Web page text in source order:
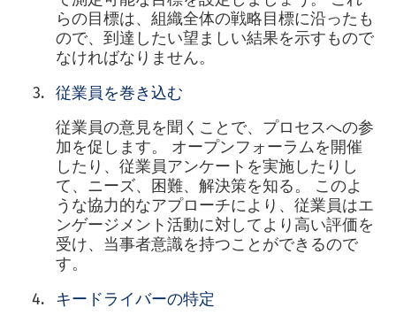
らの目標は、組織全体の戦略目標に沿ったも
ので、到達したい望ましい結果を示すもので
なければなりません。
従業員を巻き込む
従業員の意見を聞くことで、プロセスへの参
加を促します。 オープンフォーラムを開催
したり、従業員アンケートを実施したりし
て、ニーズ、困難、解決策を知る。 このよ
うな協力的なアプローチにより、従業員はエ
ンゲージメント活動に対してより高い評価を
受け、当事者意識を持つことができるので
す。
キードライバーの特定